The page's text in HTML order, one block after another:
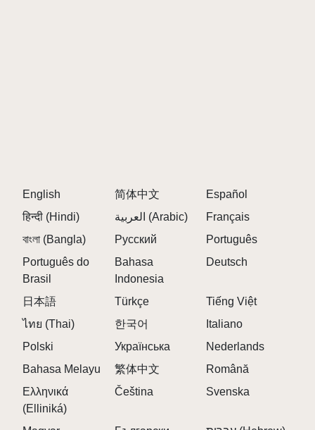
English 简体中文
Español
हिन्दी (Hindi)
العربية (Arabic)
Français
বাংলা (Bangla)
Русский
Português
Português do
Brasil
Bahasa
Indonesia
Deutsch
日本語 Türkçe
Tiếng Việt
ไทย (Thai)
한국어
Italiano
Polski
Українська
Nederlands
Bahasa Melayu
繁体中文
Română
Ελληνικά
(Elliniká)
Čeština Svenska